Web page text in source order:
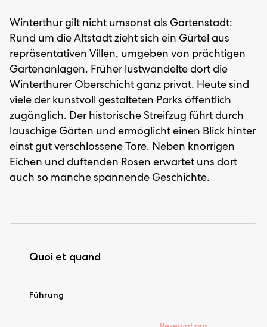
Winterthur gilt nicht umsonst als Gartenstadt:
Rund um die Altstadt zieht sich ein Gürtel aus
repräsentativen Villen, umgeben von prächtigen
Gartenanlagen. Früher lustwandelte dort die
Winterthurer Oberschicht ganz privat. Heute sind
viele der kunstvoll gestalteten Parks öffentlich
zugänglich. Der historische Streifzug führt durch
lauschige Gärten und ermöglicht einen Blick hinter
einst gut verschlossene Tore. Neben knorrigen
Eichen und duftenden Rosen erwartet uns dort
auch so manche spannende Geschichte.
Quoi et quand
Führung